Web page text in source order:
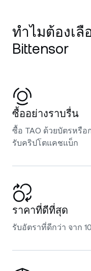
ทำไมต้องเลื
Bittensor
ซื้ออย่างราบรื่น
ซื้อ TAO ด้วยบัตรหรื
รับคริปโตแคชแบ็ก
ราคาที่ดีที่สุด
รับอัตราที่ดีกว่า จาก